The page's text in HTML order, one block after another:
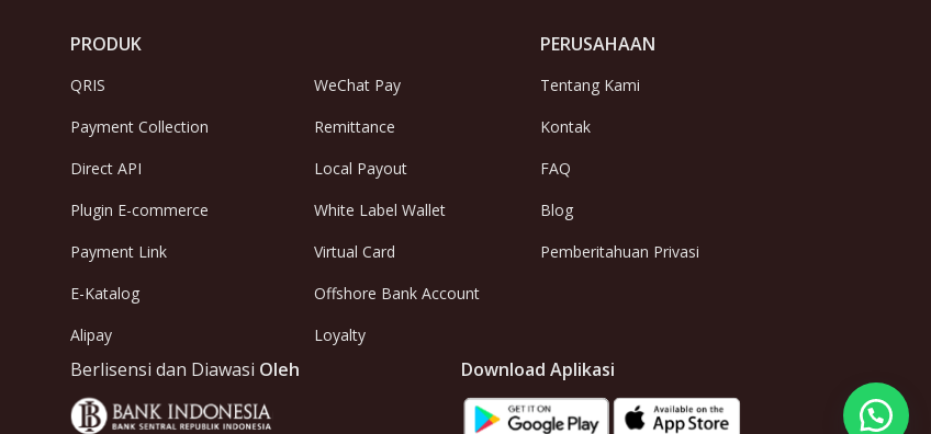
PRODUK
QRIS
Payment Collection
Direct API
Plugin E-commerce
Payment Link
E-Katalog
Alipay
WeChat Pay
Remittance
Local Payout
White Label Wallet
Virtual Card
Offshore Bank Account
Loyalty
PERUSAHAAN
Tentang Kami
Kontak
FAQ
Blog
Pemberitahuan Privasi
Berlisensi dan Diawasi Oleh Download Aplikasi